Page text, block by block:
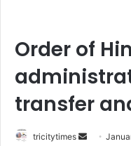
Order of
transfer
tricitytimes
Send